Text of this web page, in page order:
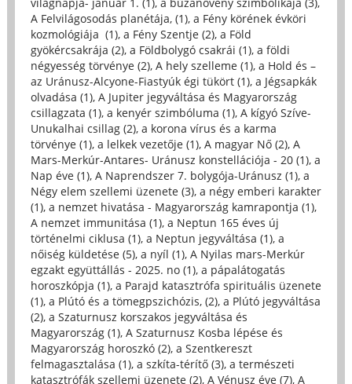
A Felvilágosodás planétája, (1), a Fény körének évköri
kozmológiája (1), a Fény Szentje (2), a Föld
gyökércsakrája (2), a Földbolygó csakrái (1), a földi
négyesség törvénye (2), A hely szelleme (1), a Hold és –
az Uránusz-Alcyone-Fiastyúk égi tükört (1), a Jégsapkák
olvadása (1), A Jupiter jegyváltása és Magyarország
csillagzata (1), a kenyér szimbóluma (1), A kígyó Szíve-
Unukalhai csillag (2), a korona vírus és a karma
törvénye (1), a lelkek vezetője (1), A magyar Nő (2), A
Mars-Merkúr-Antares- Uránusz konstellációja - 20 (1), a
Nap éve (1), A Naprendszer 7. bolygója-Uránusz (1), a
Négy elem szellemi üzenete (3), a négy emberi karakter
(1), a nemzet hivatása - Magyarország kamrapontja (1),
A nemzet immunitása (1), a Neptun 165 éves új
történelmi ciklusa (1), a Neptun jegyváltása (1), a
nőiség küldetése (5), a nyíl (1), A Nyilas mars-Merkúr
egzakt együttállás - 2025. no (1), a pápalátogatás
horoszkópja (1), a Parajd katasztrófa spirituális üzenete
(1), a Plútó és a tömegpszichózis, (2), a Plútó jegyváltása
(2), a Szaturnusz korszakos jegyváltása és
Magyarország (1), A Szaturnusz Kosba lépése és
Magyarország horoszkó (2), a Szentkereszt
felmagasztalása (1), a szkíta-térítő (3), a természeti
katasztrófák szellemi üzenete (2), A Vénusz éve (7), A